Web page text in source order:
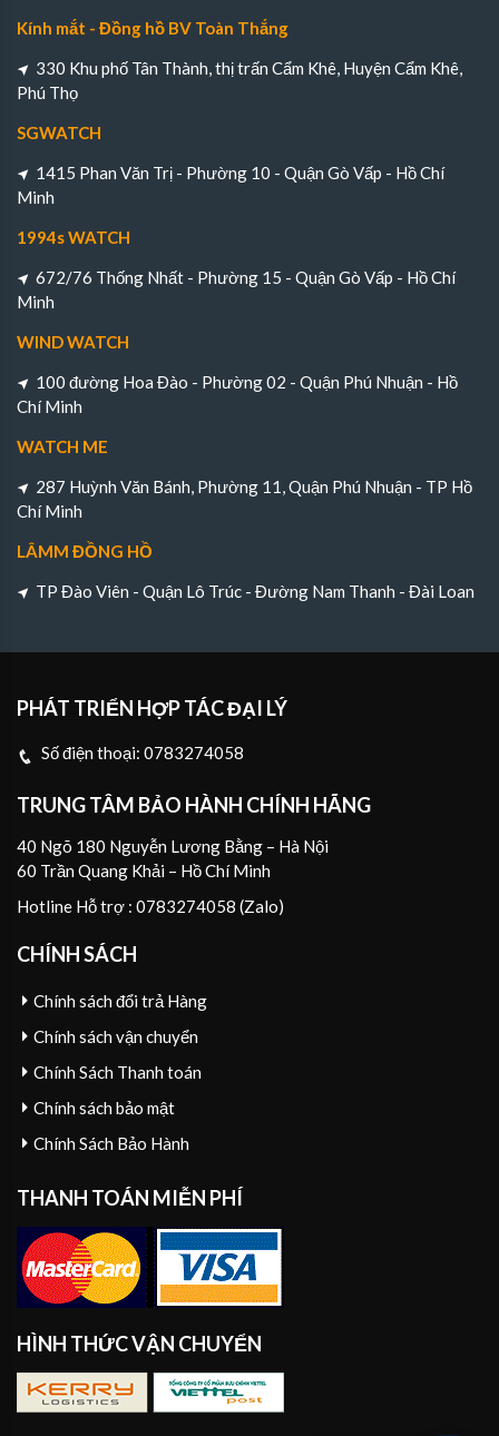
Kính mắt - Đồng hồ BV Toàn Thắng
330 Khu phố Tân Thành, thị trấn Cẩm Khê, Huyện Cẩm Khê,
Phú Thọ
SGWATCH
1415 Phan Văn Trị - Phường 10 - Quận Gò Vấp - Hồ Chí
Minh
1994s WATCH
672/76 Thống Nhất - Phường 15 - Quận Gò Vấp - Hồ Chí
Minh
WIND WATCH
100 đường Hoa Đào - Phường 02 - Quận Phú Nhuận - Hồ
Chí Minh
WATCH ME
287 Huỳnh Văn Bánh, Phường 11, Quận Phú Nhuận - TP Hồ
Chí Minh
LÂMM ĐỒNG HỒ
TP Đào Viên - Quận Lô Trúc - Đường Nam Thanh - Đài Loan
PHÁT TRIỂN HỢP TÁC ĐẠI LÝ
Số điện thoại: 0783274058
TRUNG TÂM BẢO HÀNH CHÍNH HÃNG
40 Ngõ 180 Nguyễn Lương Bằng – Hà Nội
60 Trần Quang Khải – Hồ Chí Minh
Hotline Hỗ trợ : 0783274058 (Zalo)
CHÍNH SÁCH
Chính sách đổi trả Hàng
Chính sách vận chuyển
Chính Sách Thanh toán
Chính sách bảo mật
Chính Sách Bảo Hành
THANH TOÁN MIỄN PHÍ
HÌNH THỨC VẬN CHUYỂN